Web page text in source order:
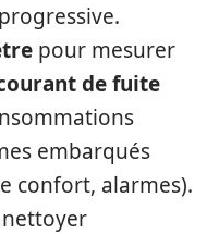
pour mesurer
de fuite
embarqués
confort, alarmes).
nettoyer